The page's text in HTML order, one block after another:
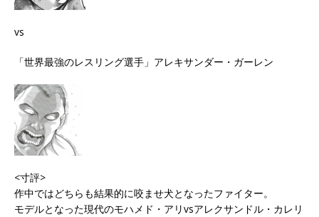
vs
「世界最強のレスリング選手」アレキサンダー・ガーレン
<寸評>
作中ではどちらも結果的に咬ませ犬となったファイター。
モデルとなった現代のモハメド・アリvsアレクサンドル・カレリ